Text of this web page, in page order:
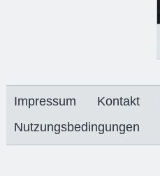
Impressum Kontakt
Nutzungsbedingungen